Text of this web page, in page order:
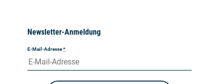
Newsletter-Anmeldung
E-Mail-Adresse*